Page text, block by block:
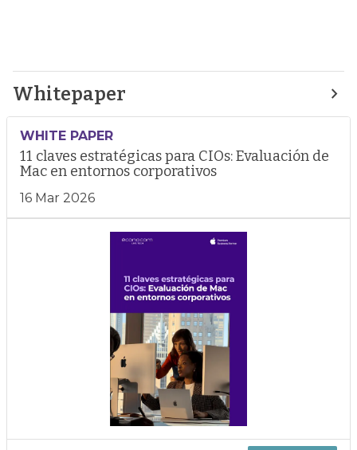
Whitepaper
WHITE PAPER
11 claves estratégicas para CIOs: Evaluación de
Mac en entornos corporativos
16 Mar 2026